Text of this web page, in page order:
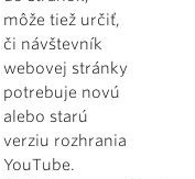
môže tiež určiť,
či návštevník
webovej stránky
potrebuje novú
alebo starú
verziu rozhrania
YouTube.